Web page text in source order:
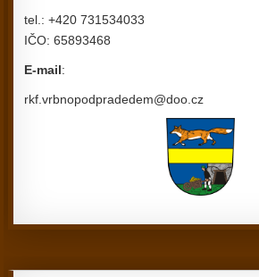
tel.: +420 731534033
IČO: 65893468
E-mail:
rkf.vrbnopodpradedem@doo.cz